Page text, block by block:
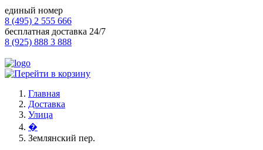
единый номер
8 (495) 2 555 666
бесплатная доставка 24/7
8 (925) 888 3 888
Главная
Доставка
Улица
�
Землянский пер.